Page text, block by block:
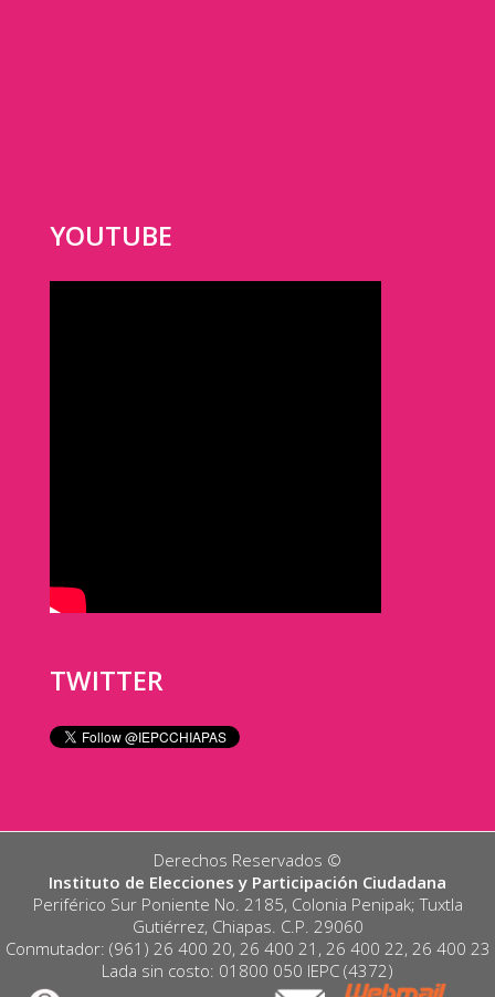
YOUTUBE
TWITTER
Derechos Reservados ©️
Instituto de Elecciones y Participación Ciudadana
Periférico Sur Poniente No. 2185, Colonia Penipak; Tuxtla
Gutiérrez, Chiapas. C.P. 29060
Conmutador: (961) 26 400 20, 26 400 21, 26 400 22, 26 400 23
Lada sin costo: 01800 050 IEPC (4372)